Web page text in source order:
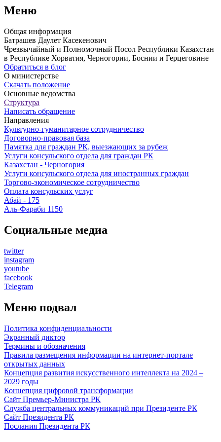
Меню
Общая информация
Батрашев Даулет Касекенович
Чрезвычайный и Полномочный Посол Республики Казахстан
в Республике Хорватия, Черногории, Боснии и Герцеговине
Обратиться в блог
О министерстве
Скачать положение
Основные ведомства
Структура
Написать обращение
Направления
Культурно-гуманитарное сотрудничество
Договорно-правовая база
Памятка для граждан РК, выезжающих за рубеж
Услуги консульского отдела для граждан РК
Казахстан - Черногория
Услуги консульского отдела для иностранных граждан
Торгово-экономическое сотрудничество
Оплата консульских услуг
Абай - 175
Аль-Фараби 1150
Социальные медиа
twitter
instagram
youtube
facebook
Telegram
Меню подвал
Политика конфиденциальности
Экранный диктор
Термины и обозначения
Правила размещения информации на интернет-портале
открытых данных
Концепция развития искусственного интеллекта на 2024 –
2029 годы
Концепция цифровой трансформации
Сайт Премьер-Министра РК
Служба центральных коммуникаций при Президенте РК
Сайт Президента РК
Послания Президента РК